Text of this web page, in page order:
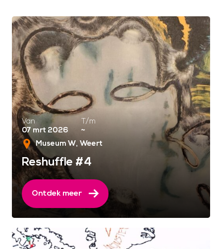
Van
07 mrt 2026
T/m
~
Museum W Weert
Reshuffle #4
Ontdek meer